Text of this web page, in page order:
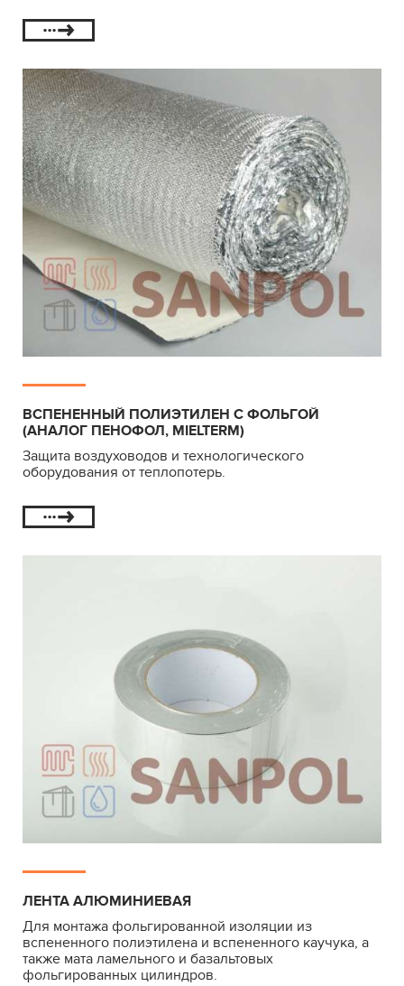
ВСПЕНЕННЫЙ ПОЛИЭТИЛЕН С ФОЛЬГОЙ
(АНАЛОГ ПЕНОФОЛ, MIELTERM)
Защита воздуховодов и технологического
оборудования от теплопотерь.
ЛЕНТА АЛЮМИНИЕВАЯ
Для монтажа фольгированной изоляции из
вспененного полиэтилена и вспененного каучука, а
также мата ламельного и базальтовых
фольгированных цилиндров.